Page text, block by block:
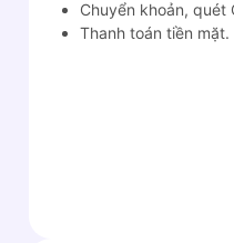
Chuyển khoản, quét
Thanh toán tiền mặt.